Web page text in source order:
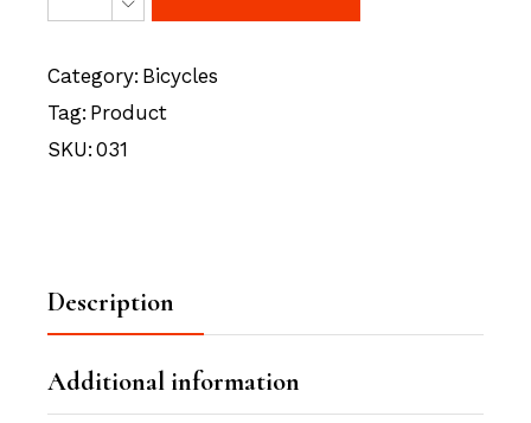
Category: Bicycles
Tag: Product
SKU: 031
Description
Additional information